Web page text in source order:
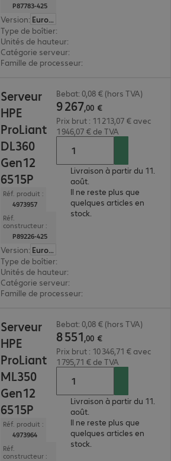
P87783-425
Version:
Europe
Type de boîtier:
Unités de hauteur:
Catégorie serveur:
Famille de processeur:
Serveur
HPE
ProLiant
DL360
Gen12
6515P
Réf. produit :
4973957
Réf.
constructeur :
P89226-425
Version:
Europe
Type de boîtier:
Unités de hauteur:
Catégorie serveur:
Famille de processeur:
Bebat: 0,08 € (hors TVA)
9267,00 €
Prix brut : 11 213,07 € avec
1 946,07 € de TVA
Livraison à partir du 11.
août.
Il ne reste plus que
quelques articles en
stock.
Serveur
HPE
ProLiant
ML350
Gen12
6515P
Réf. produit :
4973964
Réf.
constructeur :
Bebat: 0,08 € (hors TVA)
8551,00 €
Prix brut : 10 346,71 € avec
1 795,71 € de TVA
Livraison à partir du 11.
août.
Il ne reste plus que
quelques articles en
stock.